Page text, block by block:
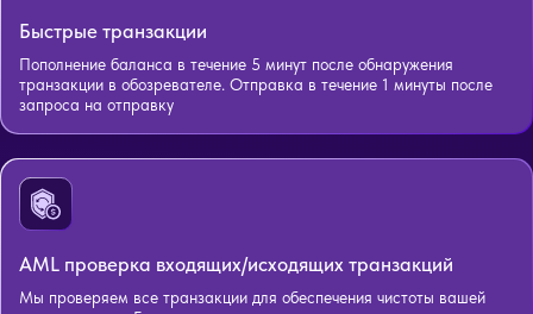
Быстрые транзакции
Пополнение баланса в течение 5 минут после обнаружения
транзакции в обозревателе. Отправка в течение 1 минуты после
запроса на отправку
AML проверка входящих/исходящих транзакций
Мы проверяем все транзакции для обеспечения чистоты вашей